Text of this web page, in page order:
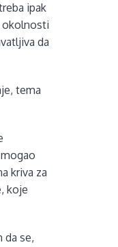
ipak
okolnosti
da
tema
kriva za
koje
da se,